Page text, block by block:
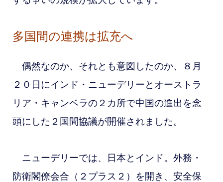
多国間の連携は拡充へ
偶然なのか、それとも意図したのか、８月
２０日にインド・ニューデリーとオーストラ
リア・キャンベラの２カ所で中国の進出を念
頭にした２国間協議が開催されました。
ニューデリーでは、日本とインド。 外務・
防衛閣僚会合（２プラス２）を開き、安全保